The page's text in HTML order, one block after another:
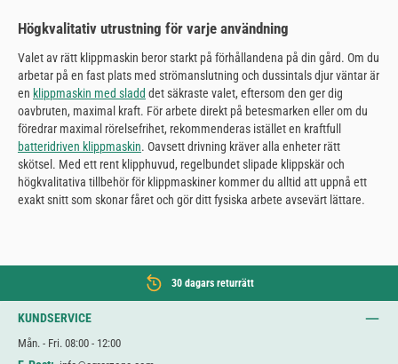
Högkvalitativ utrustning för varje användning
Valet av rätt klippmaskin beror starkt på förhållandena på din gård. Om du
arbetar på en fast plats med strömanslutning och dussintals djur väntar är
en klippmaskin med sladd det säkraste valet, eftersom den ger dig
oavbruten, maximal kraft. För arbete direkt på betesmarken eller om du
föredrar maximal rörelsefrihet, rekommenderas istället en kraftfull
batteridriven klippmaskin. Oavsett drivning kräver alla enheter rätt
skötsel. Med ett rent klipphuvud, regelbundet slipade klippskär och
högkvalitativa tillbehör för klippmaskiner kommer du alltid att uppnå ett
exakt snitt som skonar fåret och gör ditt fysiska arbete avsevärt lättare.
30 dagars returrätt
KUNDSERVICE
Mån. - Fri. 08:00 - 12:00